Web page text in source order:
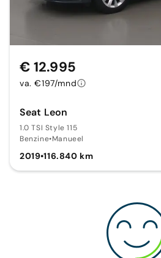
Seat Leon
1.0 TSI Style 115
Benzine•Manueel
2019•116.840 km
€ 12.995
va. €197/mnd